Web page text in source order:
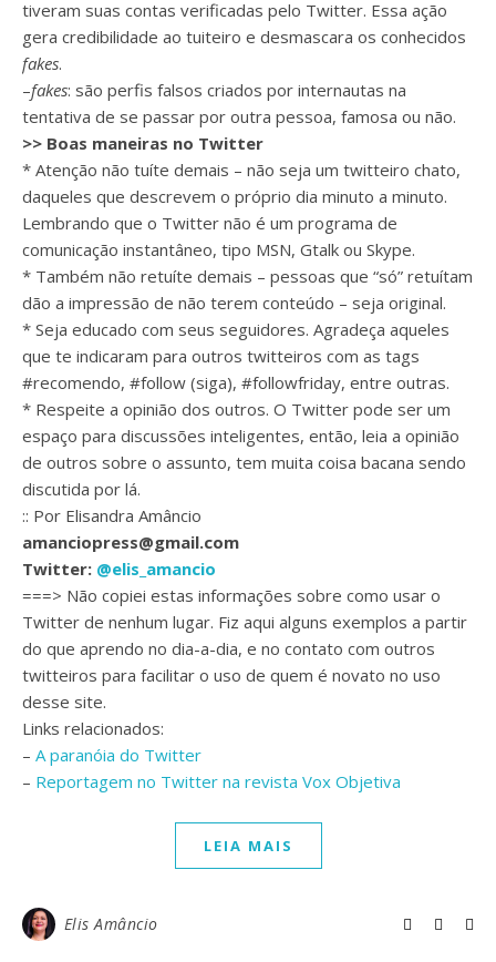
tiveram suas contas verificadas pelo Twitter. Essa ação
gera credibilidade ao tuiteiro e desmascara os conhecidos
fakes.
–fakes: são perfis falsos criados por internautas na
tentativa de se passar por outra pessoa, famosa ou não.
>> Boas maneiras no Twitter
* Atenção não tuíte demais – não seja um twitteiro chato,
daqueles que descrevem o próprio dia minuto a minuto.
Lembrando que o Twitter não é um programa de
comunicação instantâneo, tipo MSN, Gtalk ou Skype.
* Também não retuíte demais – pessoas que “só” retuítam
dão a impressão de não terem conteúdo – seja original.
* Seja educado com seus seguidores. Agradeça aqueles
que te indicaram para outros twitteiros com as tags
#recomendo, #follow (siga), #followfriday, entre outras.
* Respeite a opinião dos outros. O Twitter pode ser um
espaço para discussões inteligentes, então, leia a opinião
de outros sobre o assunto, tem muita coisa bacana sendo
discutida por lá.
:: Por Elisandra Amâncio
amanciopress@gmail.com
Twitter: @elis_amancio
===> Não copiei estas informações sobre como usar o
Twitter de nenhum lugar. Fiz aqui alguns exemplos a partir
do que aprendo no dia-a-dia, e no contato com outros
twitteiros para facilitar o uso de quem é novato no uso
desse site.
Links relacionados:
– A paranóia do Twitter
– Reportagem no Twitter na revista Vox Objetiva
LEIA MAIS
Elis Amâncio